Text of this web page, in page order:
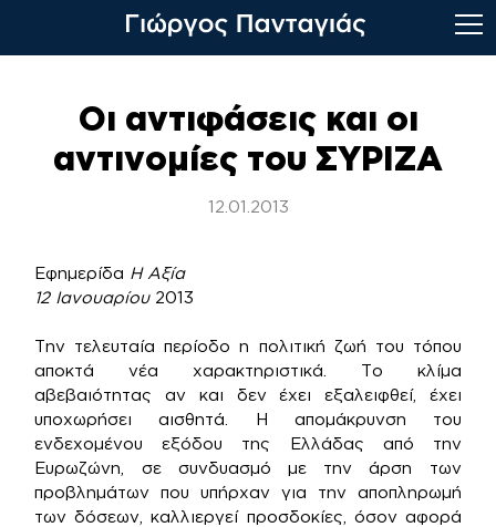
Οι αντιφάσεις και οι
αντινομίες του ΣΥΡΙΖΑ
12.01.2013
Εφημερίδα Η Αξία
12 Ιανουαρίου 2013
Την τελευταία περίοδο η πολιτική ζωή του τόπου
αποκτά νέα χαρακτηριστικά. Το κλίμα
αβεβαιότητας αν και δεν έχει εξαλειφθεί, έχει
υποχωρήσει αισθητά. Η απομάκρυνση του
ενδεχομένου εξόδου της Ελλάδας από την
Ευρωζώνη, σε συνδυασμό με την άρση των
προβλημάτων που υπήρχαν για την αποπληρωμή
των δόσεων, καλλιεργεί προσδοκίες, όσον αφορά